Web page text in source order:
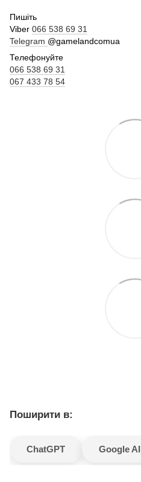
Пишіть
Viber 066 538 69 31
Telegram @gamelandcomua
Телефонуйте
066 538 69 31
067 433 78 54
Поширити в:
ChatGPT Google AI